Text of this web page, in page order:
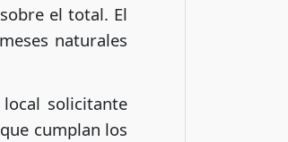
el total. El
naturales
local solicitante
cumplan los